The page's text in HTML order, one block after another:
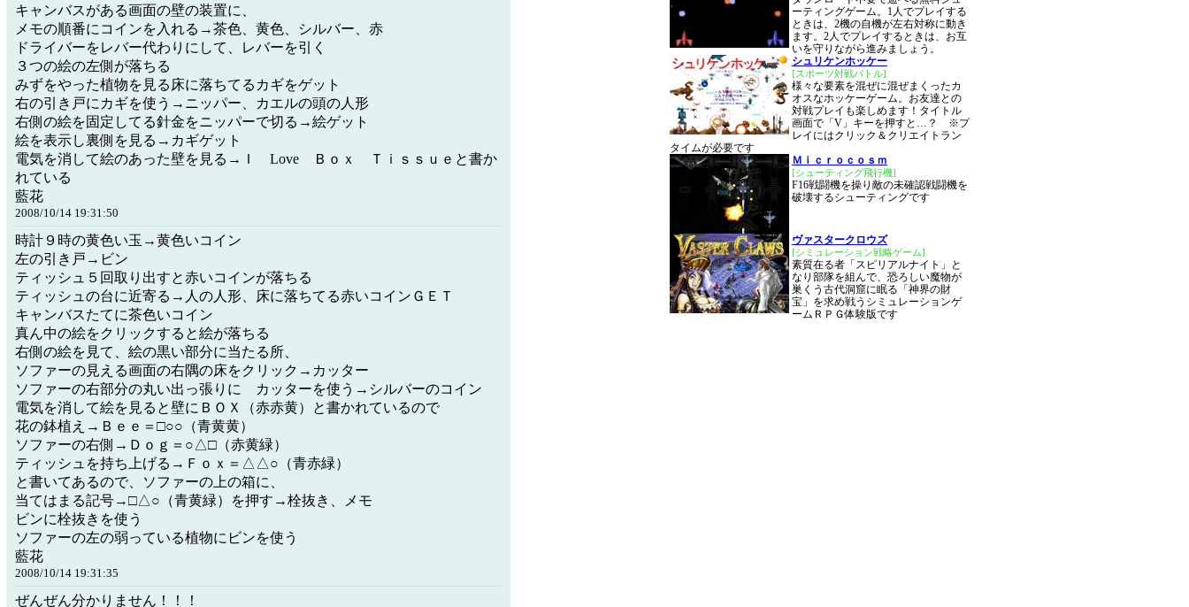
キャンバスがある画面の壁の装置に、
メモの順番にコインを入れる→茶色、黄色、シルバー、赤
ドライバーをレバー代わりにして、レバーを引く
３つの絵の左側が落ちる
みずをやった植物を見る床に落ちてるカギをゲット
右の引き戸にカギを使う→ニッパー、カエルの頭の人形
右側の絵を固定してる針金をニッパーで切る→絵ゲット
絵を表示し裏側を見る→カギゲット
電気を消して絵のあった壁を見る→Ｉ Love Ｂｏｘ Ｔｉｓｓｕｅと書か
れている
藍花
2008/10/14 19:31:50
時計９時の黄色い玉→黄色いコイン
左の引き戸→ビン
ティッシュ５回取り出すと赤いコインが落ちる
ティッシュの台に近寄る→人の人形、床に落ちてる赤いコインＧＥＴ
キャンバスたてに茶色いコイン
真ん中の絵をクリックすると絵が落ちる
右側の絵を見て、絵の黒い部分に当たる所、
ソファーの見える画面の右隅の床をクリック→カッター
ソファーの右部分の丸い出っ張りに カッターを使う→シルバーのコイン
電気を消して絵を見ると壁にＢＯＸ（赤赤黄）と書かれているので
花の鉢植え→Ｂｅｅ＝□○○（青黄黄）
ソファーの右側→Ｄｏｇ＝○△□（赤黄緑）
ティッシュを持ち上げる→Ｆｏｘ＝△△○（青赤緑）
と書いてあるので、ソファーの上の箱に、
当てはまる記号→□△○（青黄緑）を押す→栓抜き、メモ
ビンに栓抜きを使う
ソファーの左の弱っている植物にビンを使う
藍花
2008/10/14 19:31:35
ぜんぜん分かりません！！！
ーティングゲーム。1人でプレイする
ときは、2機の自機が左右対称に動き
ます。2人でプレイするときは、お互
いを守りながら進みましょう。
シュリケンホッケー
[スポーツ対戦バトル]
様々な要素を混ぜに混ぜまくったカ
オスなホッケーゲーム。お友達との
対戦プレイも楽しめます！タイトル
画面で「V」キーを押すと…？ ※プ
レイにはクリック＆クリエイトラン
タイムが必要です
Ｍｉｃｒｏｃｏｓｍ
[シューティング飛行機]
F16戦闘機を操り敵の未確認戦闘機を
破壊するシューティングです
ヴァスタークロウズ
[シミュレーション戦略ゲーム]
素質在る者「スピリアルナイト」と
なり部隊を組んで、恐ろしい魔物が
巣くう古代洞窟に眠る「神界の財
宝」を求め戦うシミュレーションゲ
ームＲＰＧ体験版です